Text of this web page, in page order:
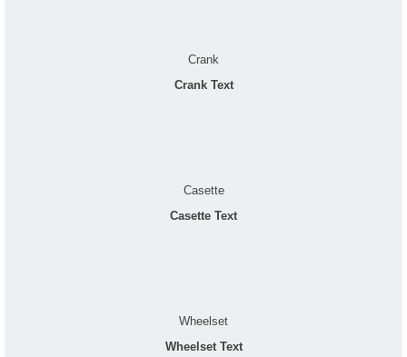
Crank
Crank Text
Casette
Casette Text
Wheelset
Wheelset Text